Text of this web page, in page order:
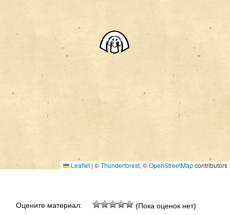
Leaflet | ©Thunderforest, ©OpenStreetMapcontributors
Оцените материал: (Пока оценок нет)